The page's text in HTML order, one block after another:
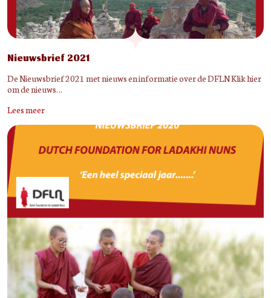
Nieuwsbrief 2021
De Nieuwsbrief 2021 met nieuws en informatie over de DFLN Klik hier
om de nieuws…
Lees meer